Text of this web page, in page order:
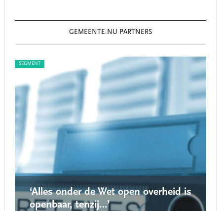
GEMEENTE.NU PARTNERS
SEGMENT
‘Alles onder de Wet open overheid is
openbaar, tenzij…’